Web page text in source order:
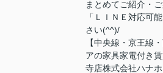
まとめてご紹介・
「ＬＩＮＥ対応可
さい(^^)/
【中央線・京王線
アの家具家電付き
寺店株式会社ハナホ